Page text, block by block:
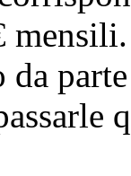
mensili.